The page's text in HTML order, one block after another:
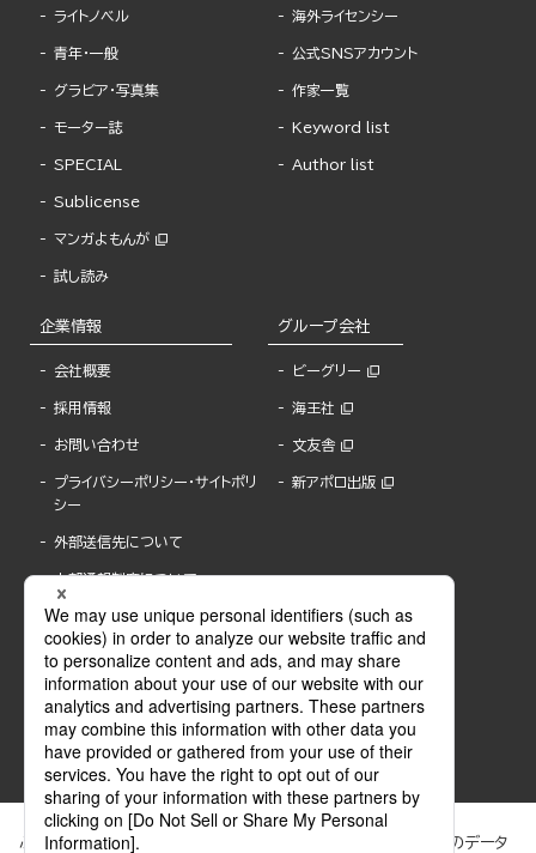
ライトノベル
青年・一般
グラビア・写真集
モーター誌
SPECIAL
Sublicense
マンガよもんが
試し読み
海外ライセンシー
公式SNSアカウント
作家一覧
Keyword list
Author list
企業情報
会社概要
採用情報
お問い合わせ
プライバシーポリシー・サイトポリ
シー
外部送信先について
内部通報制度について
グループ会社
ビーグリー
海王社
文友舎
新アポロ出版
ぶんか社が運営するサイトでは、利便性向上のためにCookie等のデータ